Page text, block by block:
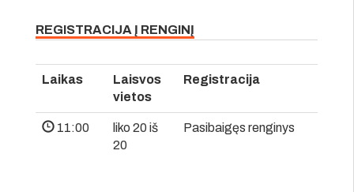
REGISTRACIJA Į RENGINĮ
Laikas
Laisvos
vietos
Registracija
11:00
liko 20 iš
20
Pasibaigęs renginys